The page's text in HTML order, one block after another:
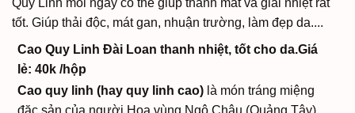
Quy Linh mỗi ngày có thể giúp thanh mát và giải nhiệt rất
tốt. Giúp thải độc, mát gan, nhuận trường, làm đẹp da....
Cao Quy Linh Đài Loan thanh nhiệt, tốt cho da.Giá
lẻ: 40k /hộp
Cao quy linh (hay quy linh cao) là món tráng miệng
đặc sản của người Hoa vùng Ngô Châu (Quảng Tây).